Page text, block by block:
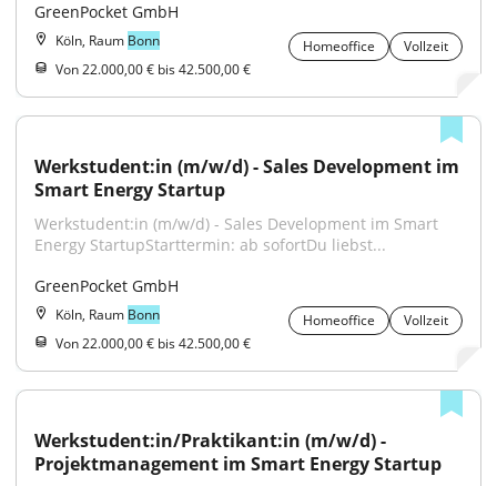
GreenPocket GmbH
Köln, Raum Bonn Homeoffice
Vollzeit
Von 22.000,00 € bis 42.500,00 €
Werkstudent:in (m/w/d) - Sales Development im
Smart Energy Startup
Werkstudent:in (m/w/d) - Sales Development im Smart
Energy StartupStarttermin: ab sofortDu liebst...
GreenPocket GmbH
Köln, Raum Bonn Homeoffice
Vollzeit
Von 22.000,00 € bis 42.500,00 €
Werkstudent:in/Praktikant:in (m/w/d) -
Projektmanagement im Smart Energy Startup